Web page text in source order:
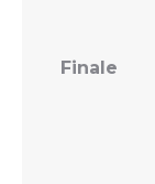
Finale